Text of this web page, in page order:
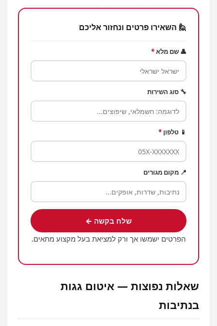
🙋 השאירו פרטים ונחזור אליכם
👤 שם מלא*
🔧 סוג השירות
📱 טלפון *
📍 מקום מגורים
שלח בקשה ←
הפרטים ישמשו אך ורק למציאת בעל מקצוע מתאים.
שאלות נפוצות — איטום גגות
בנתיבות